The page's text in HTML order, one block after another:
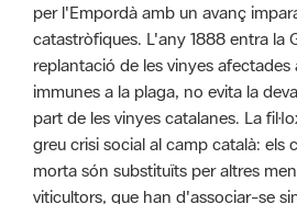
per l'Empordà amb un avanç
catastròfiques. L'any 1888 entra la
replantació de les vinyes afectades
immunes a la plaga, no evita la
part de les vinyes catalanes. La
greu crisi social al camp català: els
morta són substituïts per altres
viticultors, que han d'associar-se